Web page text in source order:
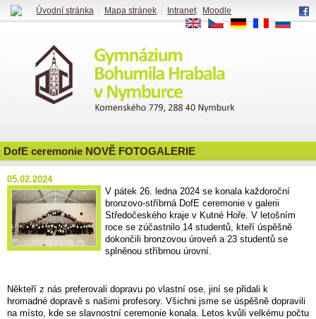
DofE ceremonie NOVĚ FOTOGALERIE
05.02.2024
V pátek 26. ledna 2024 se konala každoroční
bronzovo-stříbrná DofE ceremonie v galerii
Středočeského kraje v Kutné Hoře. V letošním
roce se zúčastnilo 14 studentů, kteří úspěšně
dokončili bronzovou úroveň a 23 studentů se
splněnou stříbrnou úrovní.
Někteří z nás preferovali dopravu po vlastní ose, jiní se přidali k
hromadné dopravě s našimi profesory. Všichni jsme se úspěšně dopravili
na místo, kde se slavnostní ceremonie konala. Letos kvůli velkému počtu
Úvodní stránka Mapa stránek Intranet|
Moodle
EN
CS DE FR RU